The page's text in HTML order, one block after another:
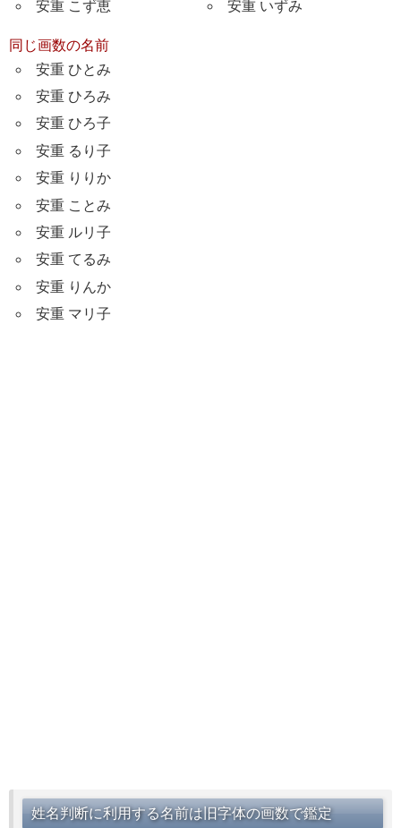
安重 こず恵 安重 いずみ
同じ画数の名前
安重 ひとみ
安重 ひろみ
安重 ひろ子
安重 るり子
安重 りりか
安重 ことみ
安重 ルリ子
安重 てるみ
安重 りんか
安重 マリ子
姓名判断に利用する名前は旧字体の画数で鑑定